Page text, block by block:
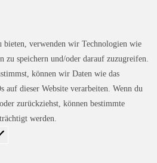
verwenden wir Technologien wie
zu speichern und/oder darauf zuzugreifen.
können wir Daten wie das
auf dieser Website verarbeiten. Wenn du
zurückziehst, können bestimmte
werden.